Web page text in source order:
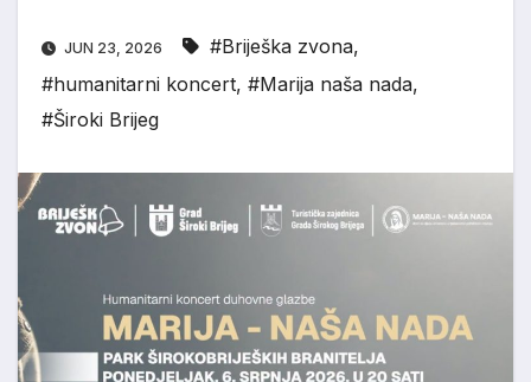
JUN 23, 2026 #Briješka zvona,
#humanitarni koncert, #Marija naša nada,
#Široki Brijeg